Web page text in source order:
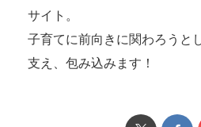
サイト。
子育てに前向きに関わろうと
支え、包み込みます！